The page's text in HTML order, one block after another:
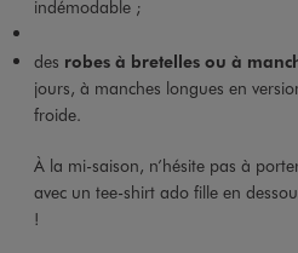
indémodable ;
des robes à bretelles ou à
jours, à manches longues en
froide.
À la mi-saison, n’hésite pas à
avec un tee-shirt ado fille en
!